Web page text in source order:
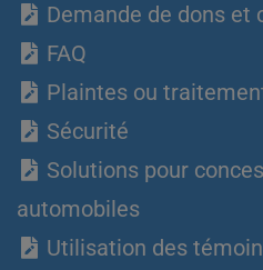
Demande de dons et
FAQ
Plaintes ou
Sécurité
Solutions pour
automobiles
Utilisation des